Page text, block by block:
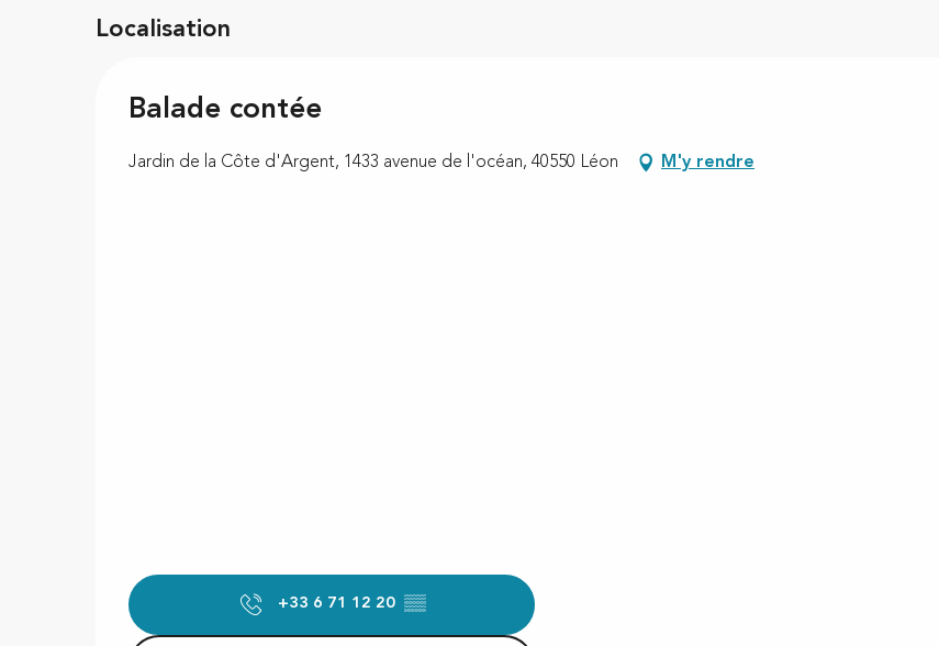
Localisation
Balade contée
Jardin de la Côte d'Argent, 1433 avenue de l'océan, 40550 Léon M'y rendre
+33 6 71 12 20 ▒▒